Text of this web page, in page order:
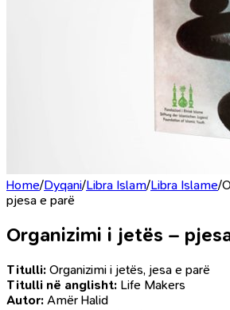
Home/Dyqani/Libra Islam/Libra Islame/
pjesa e parë
Organizimi i jetës –
Titulli: Organizimi i jetës, jesa e parë
Titulli në anglisht: Life Makers
Autor: Amër Halid